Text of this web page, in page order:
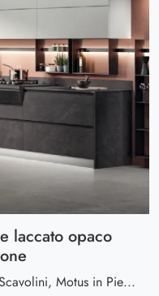
laccato opaco
Se desideri una cucina moderna Scavolini, Motus in Pietra Abyss e laccato opaco Grigio Airone in melaminico ti attende nel nostro negozio di Cucine ...